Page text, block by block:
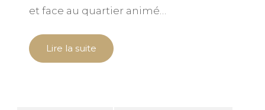
et face au quartier animé…
Lire la suite